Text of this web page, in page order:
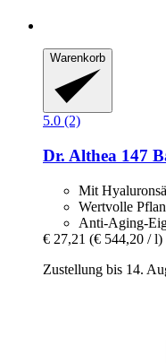
Warenkorb
5.0 (2)
Dr. Althea 147
Mit
Wertvolle
Anti-Aging-
€ 27,21 (€ 544,20 / l)
Zustellung bis 14.